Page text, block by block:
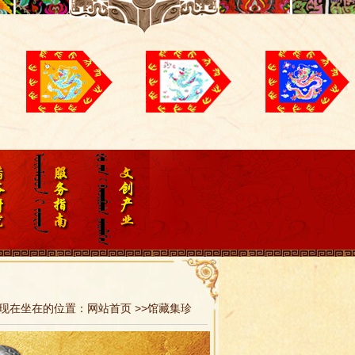
在坐在的位置：网站首页 >>馆藏集珍